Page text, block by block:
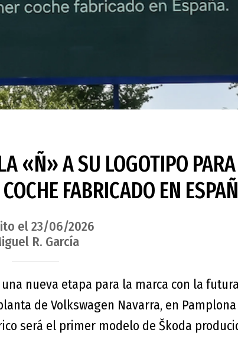
«Ñ» A SU LOGOTIPO PARA
FABRICADO EN
el 23/06/2026
R. García
nueva etapa para la marca con la futura
de Volkswagen Navarra, en Pamplona
será el primer modelo de Škoda